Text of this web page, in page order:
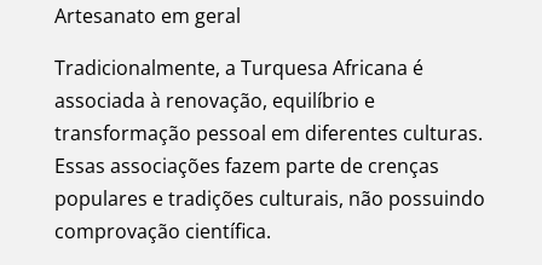
Artesanato em geral
Tradicionalmente, a Turquesa Africana é
associada à renovação, equilíbrio e
transformação pessoal em diferentes culturas.
Essas associações fazem parte de crenças
populares e tradições culturais, não possuindo
comprovação científica.